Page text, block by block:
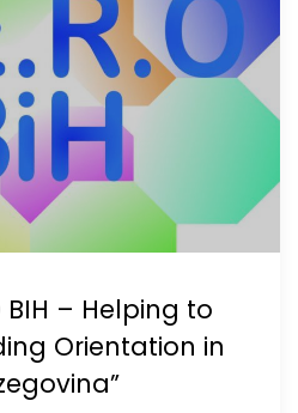
BIH – Helping to
Orientation in